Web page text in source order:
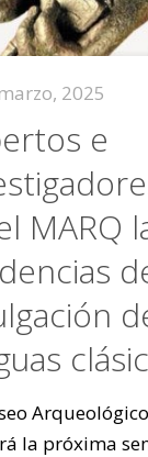
2025
e
MARQ
la próxima